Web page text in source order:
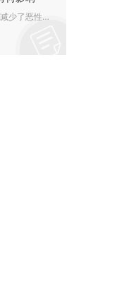
第五人格的禁言制度整体优化了游戏环境，减少了恶性言论冲突，但...